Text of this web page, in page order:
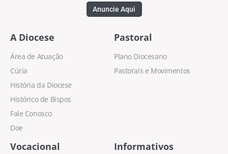
Anuncie Aqui
A Diocese
Área de Atuação
Cúria
História da Diocese
Histórico de Bispos
Fale Conosco
Doe
Pastoral
Plano Diocesano
Pastorais e Movimentos
Vocacional Informativos